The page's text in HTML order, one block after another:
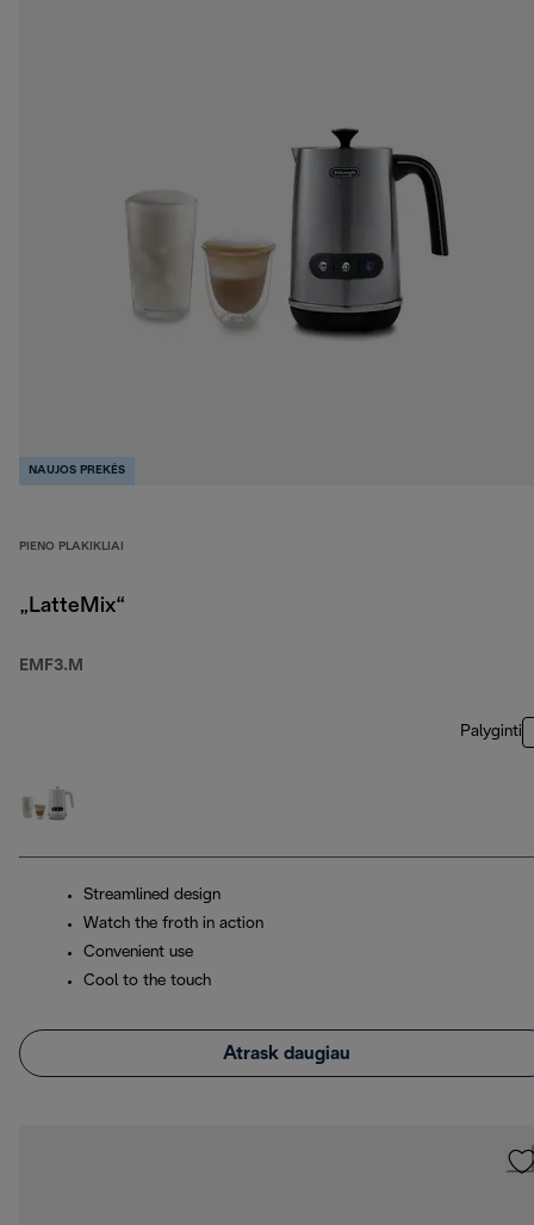
NAUJOS PREKĖS
PIENO PLAKIKLIAI
„LatteMix“
EMF3.M
Palyginti
Streamlined design
Watch the froth in action
Convenient use
Cool to the touch
Atrask daugiau